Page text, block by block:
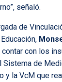
señaló.
de
contar con los
Sistema de
y la VcM que